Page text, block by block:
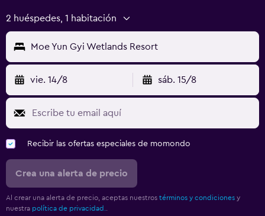
2 huéspedes, 1 habitación
Moe Yun Gyi Wetlands Resort
vie. 14/8 sáb. 15/8
Recibir las ofertas especiales de momondo
Crea una alerta de precio
Al crear una alerta de precio, aceptas nuestros términos y condiciones y
nuestra política de privacidad.